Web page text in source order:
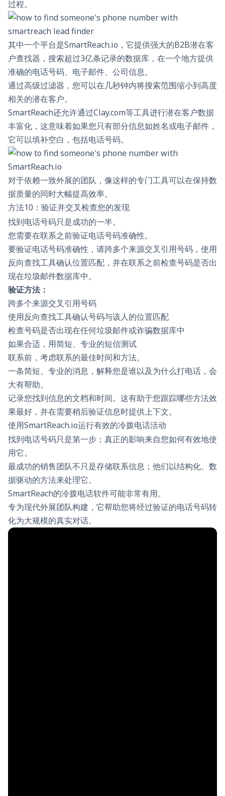
过程。
其中一个平台是SmartReach.io ，它提供强大的B2B潜在客
户查找器，搜索超过3亿条记录的数据库，在一个地方提供
准确的电话号码、电子邮件、公司信息。
通过高级过滤器，您可以在几秒钟内将搜索范围缩小到高度
相关的潜在客户。
SmartReach还允许通过Clay.com等工具进行潜在客户数据
丰富化，这意味着如果您只有部分信息如姓名或电子邮件，
它可以填补空白，包括电话号码。
对于依赖一致外展的团队，像这样的专门工具可以在保持数
据质量的同时大幅提高效率。
方法10：验证并交叉检查您的发现
找到电话号码只是成功的一半。
您需要在联系之前验证电话号码准确性。
要验证电话号码准确性，请跨多个来源交叉引用号码，使用
反向查找工具确认位置匹配，并在联系之前检查号码是否出
现在垃圾邮件数据库中。
验证方法：
跨多个来源交叉引用号码
使用反向查找工具确认号码与该人的位置匹配
检查号码是否出现在任何垃圾邮件或诈骗数据库中
如果合适，用简短、专业的短信测试
联系前，考虑联系的最佳时间和方法。
一条简短、专业的消息，解释您是谁以及为什么打电话，会
大有帮助。
记录您找到信息的文档和时间。这有助于您跟踪哪些方法效
果最好，并在需要稍后验证信息时提供上下文。
使用SmartReach.io运行有效的冷拨电话活动
找到电话号码只是第一步；真正的影响来自您如何有效地使
用它。
最成功的销售团队不只是存储联系信息；他们以结构化、数
据驱动的方法来处理它。
SmartReach的冷拨电话软件可能非常有用。
专为现代外展团队构建，它帮助您将经过验证的电话号码转
化为大规模的真实对话。